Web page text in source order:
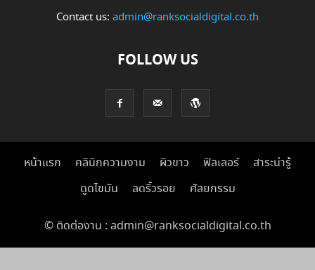
Contact us: admin@ranksocialdigital.co.th
FOLLOW US
หน้าแรก คลินิกความงาม ผิวขาว ฟิลเลอร์
สาระน่ารู้
ดูดไขมัน
ลดริ้วรอย ศัลยกรรม
© ติดต่องาน : admin@ranksocialdigital.co.th